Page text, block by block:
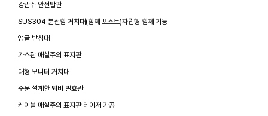
강관주 안전발판
SUS304 분전함 거치대(함체 포스트)자립형 함체 기둥
앵글 받침대
가스관 매설주의 표지판
대형 모니터 거치대
주문 설계한 퇴비 발효관
케이블 매설주의 표지판 레이저 가공